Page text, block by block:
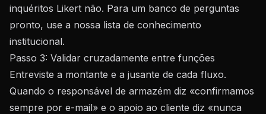
inquéritos Likert não. Para um banco de perguntas
pronto, use a nossa lista de conhecimento
institucional.
Passo 3: Validar cruzadamente entre funções
Entreviste a montante e a jusante de cada fluxo.
Quando o responsável de armazém diz «confirmamos
sempre por e-mail» e o apoio ao cliente diz «nunca